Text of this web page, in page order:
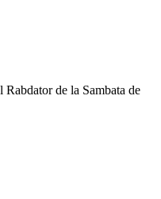
de la Sambata de